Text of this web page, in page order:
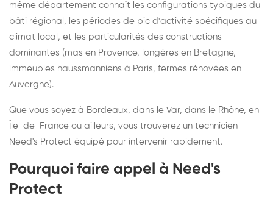
même département connaît les configurations typiques du
bâti régional, les périodes de pic d'activité spécifiques au
climat local, et les particularités des constructions
dominantes (mas en Provence, longères en Bretagne,
immeubles haussmanniens à Paris, fermes rénovées en
Auvergne).
Que vous soyez à Bordeaux, dans le Var, dans le Rhône, en
Île-de-France ou ailleurs, vous trouverez un technicien
Need's Protect équipé pour intervenir rapidement.
Pourquoi faire appel à Need's
Protect